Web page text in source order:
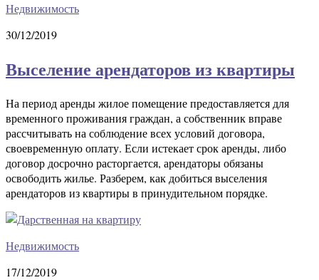
Недвижимость
30/12/2019
Выселение арендаторов из квартиры
На период аренды жилое помещение предоставляется для
временного проживания граждан, а собственник вправе
рассчитывать на соблюдение всех условий договора,
своевременную оплату. Если истекает срок аренды, либо
договор досрочно расторгается, арендаторы обязаны
освободить жилье. Разберем, как добиться выселения
арендаторов из квартиры в принудительном порядке.
Недвижимость
17/12/2019